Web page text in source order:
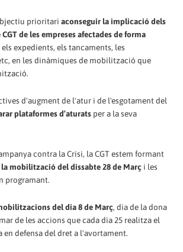
prioritari aconseguir la implicació dels
de les empreses afectades de forma
els expedients, els tancaments, les
en les dinàmiques de mobilització que
d'augment de l'atur i de l'esgotament del
plataformes d’aturats per a la seva
contra la Crisi, la CGT estem formant
mobilització del dissabte 28 de Març i les
programant.
del dia 8 de Març, dia de la dona
de les accions que cada dia 25 realitza el
defensa del dret a l'avortament.